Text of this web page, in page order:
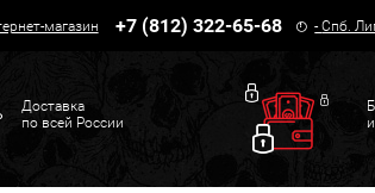
магазин +7 (812) 322-65-68 -Спб.
Доставка
по всей России